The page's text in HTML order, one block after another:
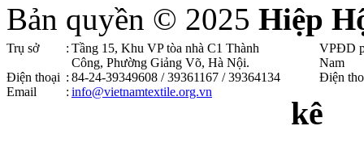
Bản quyền © 2025 Hiệp
Trụ sở : Tầng 15, Khu VP tòa nhà C1 Thành
Công, Phường Giảng Võ, Hà Nội .
Điện thoại : 84-24-39349608 / 39361167 / 39364134
Email
: info@vietnamtextile.org.vn
VPĐD
Nam
Điện
kê